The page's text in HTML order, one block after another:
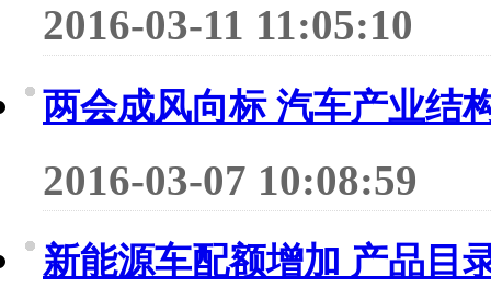
2016-03-11 11:05:10
两会成风向标 汽车产业结
2016-03-07 10:08:59
新能源车配额增加 产品目